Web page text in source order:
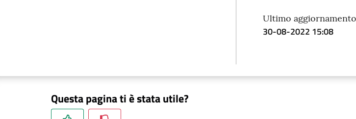
Ultimo aggiornamento
30-08-2022 15:08
Questa pagina ti è stata utile?